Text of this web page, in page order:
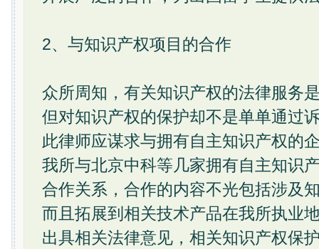
2、与知识产权项目的合作
众所周知，有关知识产权的法律服务
但对知识产权的保护却不是单单通过
此律师应谋求与拥有自主知识产权的
我所与北京中科等几家拥有自主知识
合作关系，合作的内容不光包括涉及
而且拓展到相关技术产品在我所执业
出具相关法律意见，相关知识产权保